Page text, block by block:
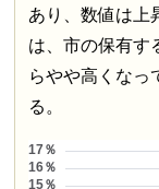
あり、数値は上
は、市の保有す
らやや高くなっ
る。